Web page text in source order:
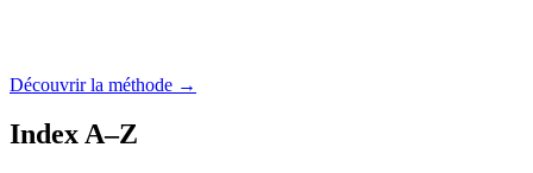
Découvrir la méthode →
Index A–Z